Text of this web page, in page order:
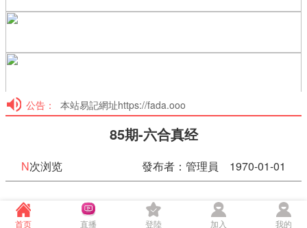
公告： 本站易記網址https://fada.ooo
85期-六合真经
N次浏览 發布者：管理員 1970-01-01
85期-六合真经
首页 直播 登陸 加入 我的